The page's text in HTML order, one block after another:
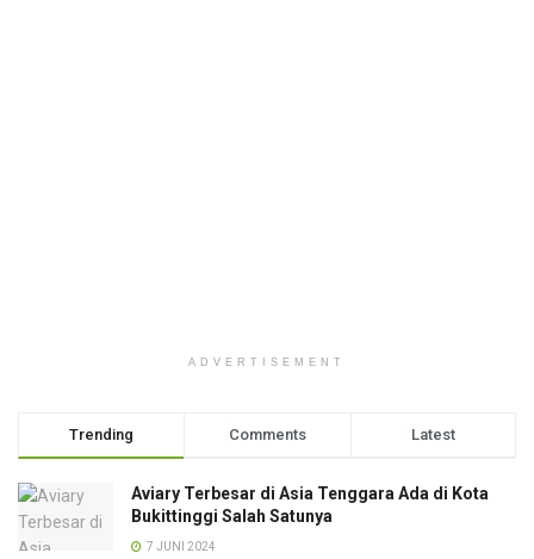
ADVERTISEMENT
Trending Comments Latest
Aviary Terbesar di Asia Tenggara Ada di Kota
Bukittinggi Salah Satunya
7 JUNI 2024